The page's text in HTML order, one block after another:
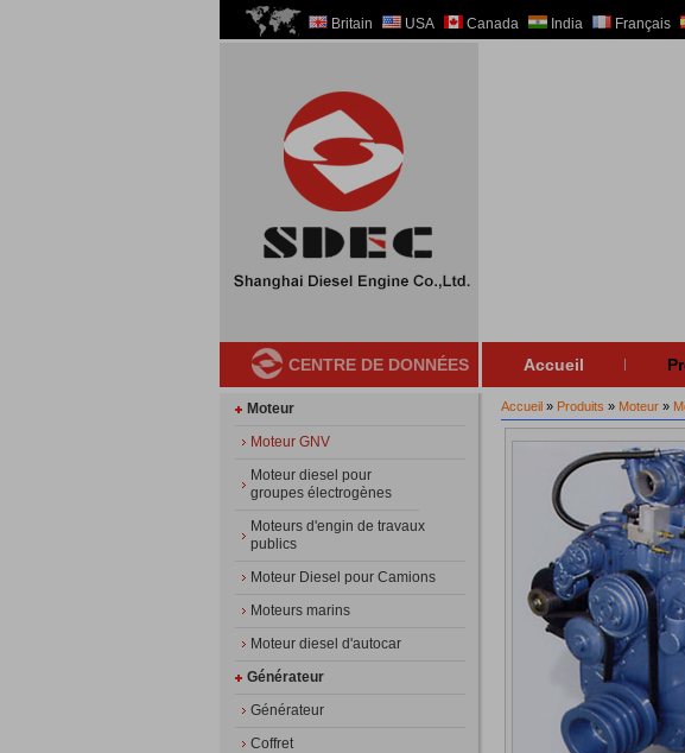
Britain USA Canada India Français
CENTRE DE DONNÉES Accueil
Moteur
Moteur GNV
Moteur diesel pour
groupes électrogènes
Moteurs d'engin de travaux
publics
Moteur Diesel pour Camions
Moteurs marins
Moteur diesel d'autocar
Générateur
Générateur
Coffret
Accueil» Produits » Moteur»